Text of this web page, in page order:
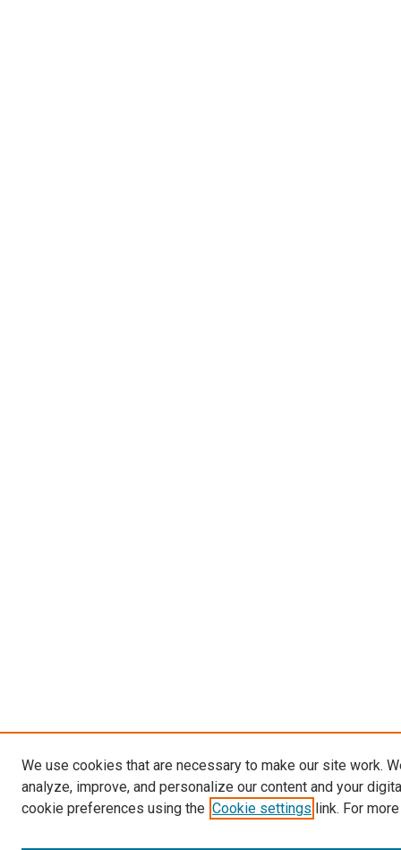
We use cookies that are necessary to make our site work.
analyze, improve, and personalize our content and your
cookie preferences using the Cookie settings link. For